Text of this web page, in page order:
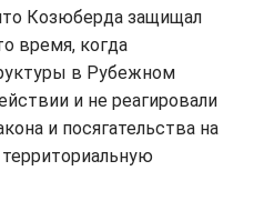
Козюберда защищал
время, когда
в Рубежном
и не реагировали
и посягательства на